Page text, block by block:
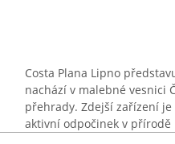
Costa Plana Lipno
nachází v malebné vesnici
přehrady. Zdejší zařízení
aktivní odpočinek v přírodě